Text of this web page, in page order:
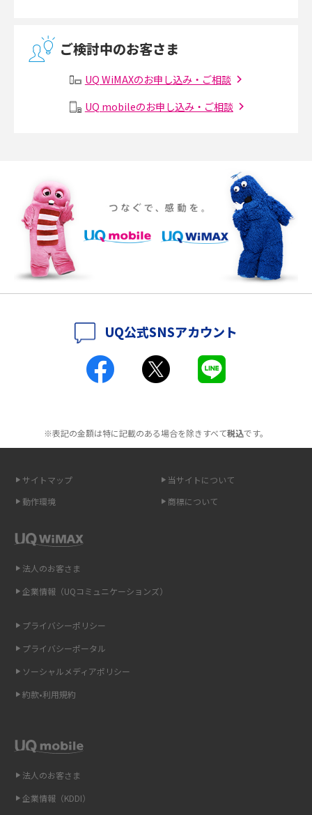
無線LANとは？メリット・デメリットや接続方法を解説
メッシュWi-Fiとは？仕組みやメリット・デメリット、中継機との違いを解
ポケット型Wi-Fiをレンタルするメリットとは？選び方や向いている方の特
徴も紹介
持ち運びできるポケット型Wi-Fiのおススメの選び方は？メリット・デメリ
ットも紹介
ポケット型Wi-Fiはクレカなしでも利用できる？口座振替の方法や注意点も
ポケット型Wi-Fiとは？通信の仕組みやメリット・デメリットを解説
工事不要！置くだけWi-Fiの特徴は？メリット・デメリットや選び方を解説
介
ポケット型Wi-Fi（モバイルWi-Fi）とは？おススメする方の特徴や選び方を
点も解説
ギガバイト（GB）とは？1GBの目安やギガが足りない時の対処法を紹介
Wi-Fiを自宅に設置する方法は？必要なことやポイントも紹介
光ファイバーとは？仕組みやメリット・デメリットを初心者向けにわかり
やすく解説
ご検討中のお客さま
UQ WiMAXのお申し込み・ご相談
UQ mobileのお申し込み・ご相談
UQ公式SNSアカウント
※表記の金額は特に記載のある場合を除きすべて税込です。
サイトマップ
当サイトについて
動作環境
商標について
法人のお客さま
企業情報（KDDI）
法人のお客さま
企業情報（UQコミュニケーションズ）
プライバシーポリシー
プライバシーポータル
ソーシャルメディアポリシー
約款•利用規約